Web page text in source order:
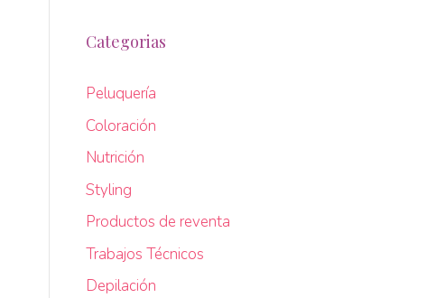
Categorias
Peluquería
Coloración
Nutrición
Styling
Productos de reventa
Trabajos Técnicos
Depilación